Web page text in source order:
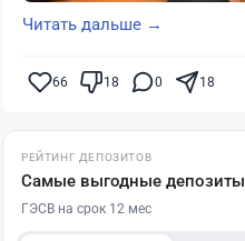
Читать дальше →
66 18 0 18
РЕЙТИНГ ДЕПОЗИТОВ
Самые выгодные депозиты
ГЭСВ на срок 12 мес